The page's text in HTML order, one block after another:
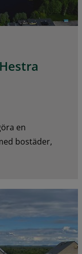
en
bostäder,